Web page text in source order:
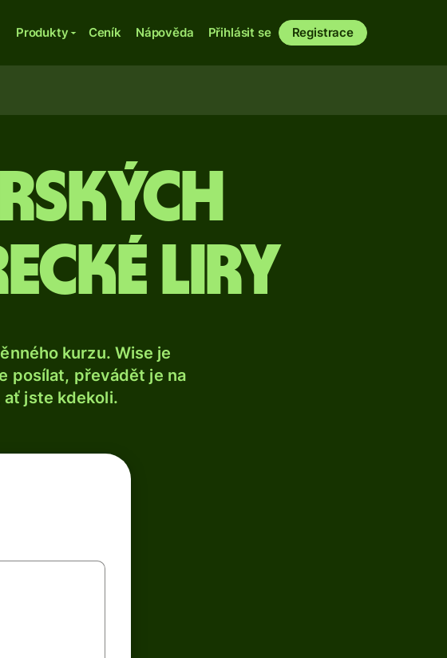
Produkty Ceník Nápověda Přihlásit se Registrace
liry
kurzu. Wise je
posílat, převádět je na
ať jste kdekoli.